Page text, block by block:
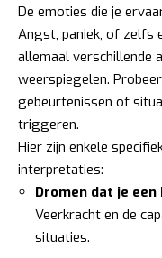
De emoties die je
Angst, paniek, of zelfs
allemaal verschillende
weerspiegelen.
gebeurtenissen of
triggeren.
Hier zijn enkele
interpretaties:
Dromen dat je
Veerkracht en de
situaties.